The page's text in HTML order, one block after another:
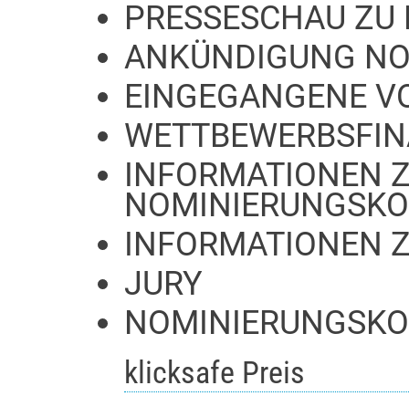
PRESSESCHAU
ANKÜNDIGUNG
EINGEGANGENE
INFORMATIONEN
INFORMATIONEN
JURY
klicksafe Preis